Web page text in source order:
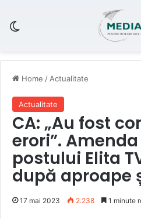
Home / Actualitate
Actualitate
CA: „Au fost
erori”.
postului Elita
după aproape
17 mai 2023 2.238 1 minute